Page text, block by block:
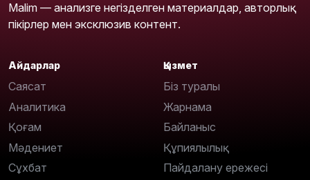
Malim — анализге негізделген материалдар, авторлық
пікірлер мен эксклюзив контент.
Айдарлар
Саясат
Аналитика
Қоғам
Мәдениет
Сұхбат
Қызмет
Біз туралы
Жарнама
Байланыс
Құпиялылық
Пайдалану ережесі